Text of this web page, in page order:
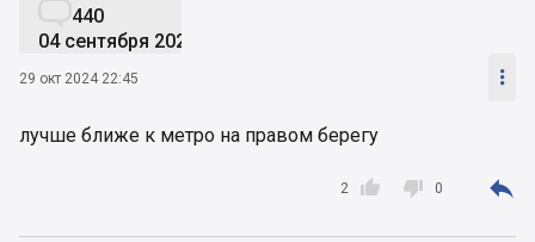
440
04 сентября 2023
29 окт 2024 22:45 
лучше ближе к метро на правом берегу

2  0 